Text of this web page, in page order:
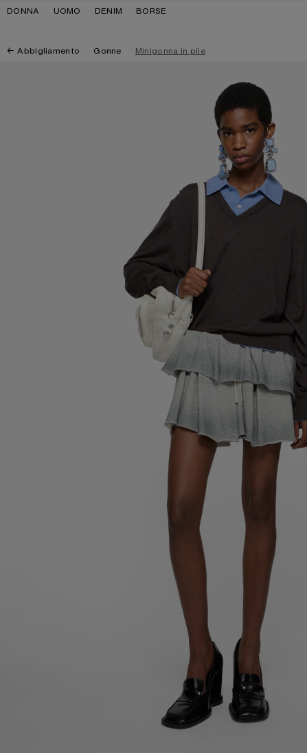
Salta alla navigazione
Salta al contenuto principale
Salta al piè di pagina
DONNA UOMO DENIM BORSE
Abbigliamento Gonne Minigonna in pile